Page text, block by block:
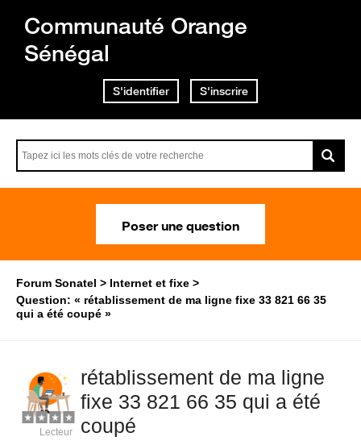
Communauté Orange
Sénégal
S'identifier S'inscrire
Poser une question
Forum Sonatel
Internet et fixe
Question: « rétablissement de ma ligne fixe 33 821 66 35
qui a été coupé »
rétablissement de ma ligne
fixe 33 821 66 35 qui a été
coupé
Lecteur